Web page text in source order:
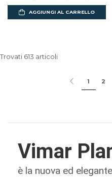
AGGIUNGI AL CARRELLO
Trovati 613 articoli
1 2
Vimar
è la nuova ed